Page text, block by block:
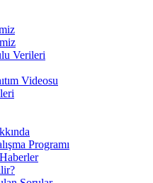
Verileri
Videosu
Programı